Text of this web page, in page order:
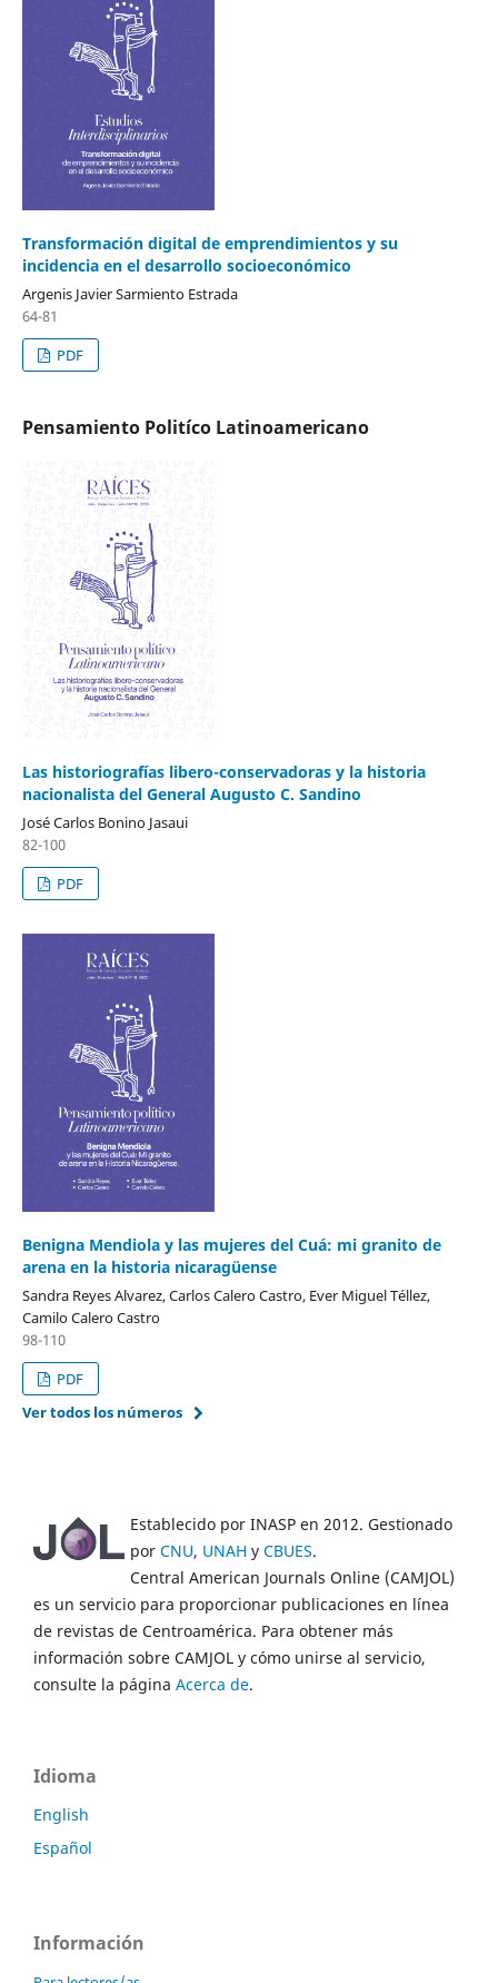
Transformación digital de emprendimientos y su
incidencia en el desarrollo socioeconómico
Argenis Javier Sarmiento Estrada
64-81
PDF
Pensamiento Politíco Latinoamericano
Las historiografías libero-conservadoras y la historia
nacionalista del General Augusto C. Sandino
José Carlos Bonino Jasaui
82-100
PDF
Benigna Mendiola y las mujeres del Cuá: mi granito de
arena en la historia nicaragüense
Sandra Reyes Alvarez, Carlos Calero Castro, Ever Miguel Téllez,
Camilo Calero Castro
98-110
PDF
Ver todos los números
Establecido por INASP en 2012. Gestionado
por CNU, UNAH y CBUES.
Central American Journals Online (CAMJOL)
es un servicio para proporcionar publicaciones en línea
de revistas de Centroamérica. Para obtener más
información sobre CAMJOL y cómo unirse al servicio,
consulte la página Acerca de.
Idioma
English
Español
Información